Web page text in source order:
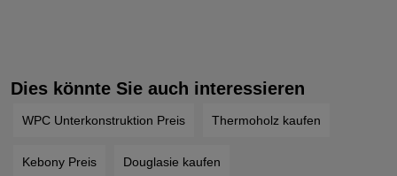
Dies könnte Sie auch interessieren
WPC Unterkonstruktion Preis Thermoholz kaufen
Kebony Preis Douglasie kaufen